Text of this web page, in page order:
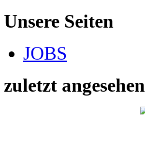
Unsere Seiten
JOBS
zuletzt angesehen